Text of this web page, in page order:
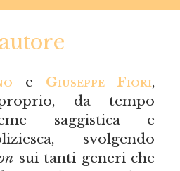
e Giuseppe Fiori,
da tempo
saggistica e
svolgendo
sui tanti generi che